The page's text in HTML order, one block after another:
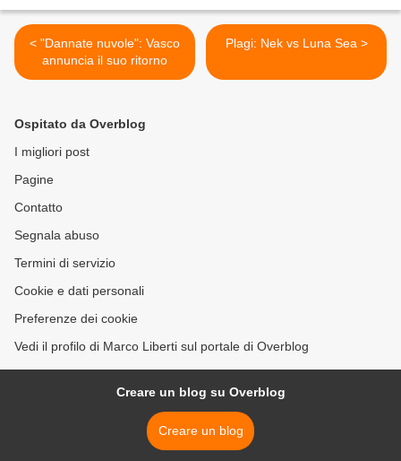
< "Dannate nuvole": Vasco
annuncia il suo ritorno
Plagi: Nek vs Luna Sea >
Ospitato da Overblog
I migliori post
Pagine
Contatto
Segnala abuso
Termini di servizio
Cookie e dati personali
Preferenze dei cookie
Vedi il profilo di Marco Liberti sul portale di Overblog
Creare un blog su Overblog
Creare un blog